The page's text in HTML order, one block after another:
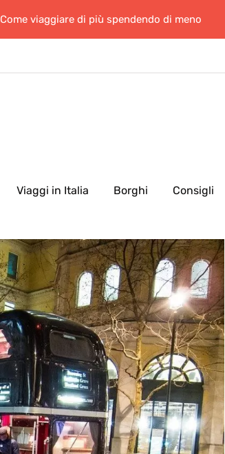
Come viaggiare di più spendendo di meno
Viaggi in Italia Borghi Consigli